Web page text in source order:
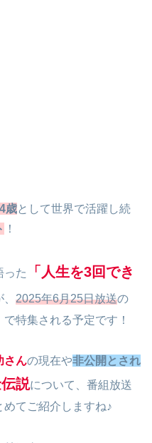
歳として世界で活躍し続
！
った
「人生を3回でき
2025年6月25日放送の
で特集される予定です！
さんの現在や非公開とされ
説について、番組放送
てご紹介しますね♪